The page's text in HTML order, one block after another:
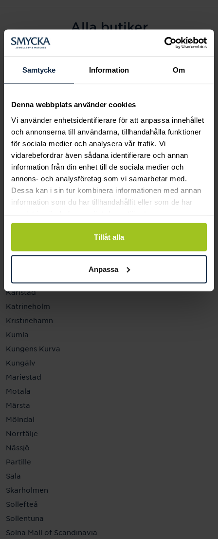
Samtycke Information Om
Denna webbplats använder cookies
Vi använder enhetsidentifierare för att anpassa innehållet
och annonserna till användarna, tillhandahålla funktioner
för sociala medier och analysera vår trafik. Vi
vidarebefordrar även sådana identifierare och annan
information från din enhet till de sociala medier och
annons- och analysföretag som vi samarbetar med.
Dessa kan i sin tur kombinera informationen med annan
information som du har tillhandahållit eller som de har
Tillåt alla
Anpassa
Alla butiker
Alingsås
Arvidsjaur
Eksjö
Fagersta
Farsta
Gävle
Halmstad
Halmstad Hallarna
Haninge
Helsingborg
Jönköping
Karlstad
Katrineholm
Kristinehamn
Kumla
Kungens Kurva
Kungälv
Mariestad
Motala
Märsta
Mölndal
Norrtälje
Nässjö
Partille
Sala
Skärholmen
Sollefteå
Sollentuna
Solna Mall of Scandinavia